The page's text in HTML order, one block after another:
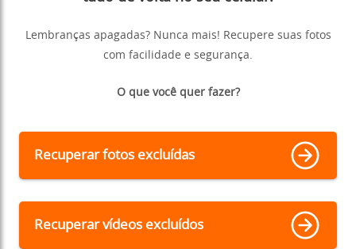
Lembranças apagadas? Nunca mais! Recupere suas fotos
com facilidade e segurança.
O que você quer fazer?
Recuperar fotos excluídas
Recuperar vídeos excluídos